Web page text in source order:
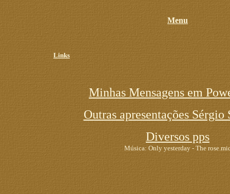
Menu
Links
Minhas Mensagens em
Outras apresentações
Diversos pps
Música: Only yesterday - The